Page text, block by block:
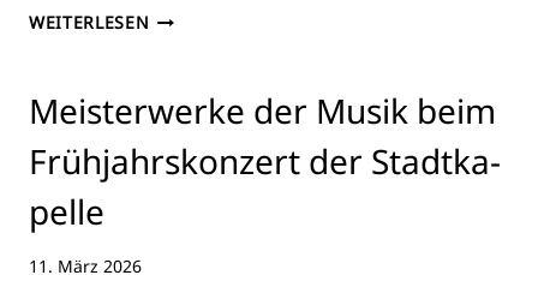
WEITERLESEN SOM­
ZERT
DER
STADT­
Meis­ter­wer­ke der Musik beim
Früh­jahrs­kon­zert der Stadt­ka­
pel­le
11. März 2026